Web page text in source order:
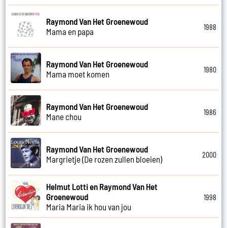
Raymond Van Het Groenewoud
Mama en papa
1988
Raymond Van Het Groenewoud
Mama moet komen
1980
Raymond Van Het Groenewoud
Mane chou
1986
Raymond Van Het Groenewoud
Margrietje (De rozen zullen bloeien)
2000
Helmut Lotti en Raymond Van Het
Groenewoud
Maria Maria ik hou van jou
1998